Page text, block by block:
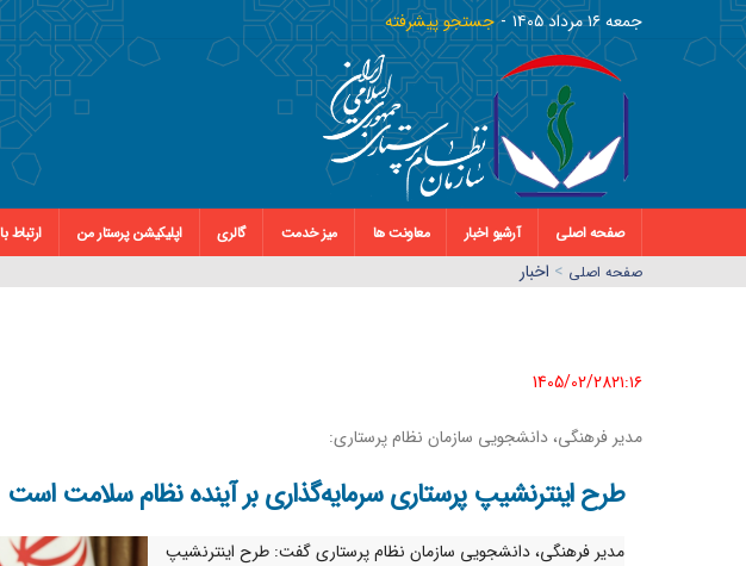
جمعه ١٦ مرداد ١٤٠٥ جستجو پیشرفته
صفحه اصلی آرشیو اخبار معاونت ها میز خدمت گالری اپلیکیشن پرستار من ارتباط
صفحه اصلي > اخبار
1405/02/28٢١:١٦
مدیر فرهنگی، دانشجویی سازمان نظام پرستاری:
طرح اینترنشیپ پرستاری سرمایه‌گذاری بر آینده نظام سلامت است
مدیر فرهنگی، دانشجویی سازمان نظام پرستاری گفت: طرح اینترنشیپ